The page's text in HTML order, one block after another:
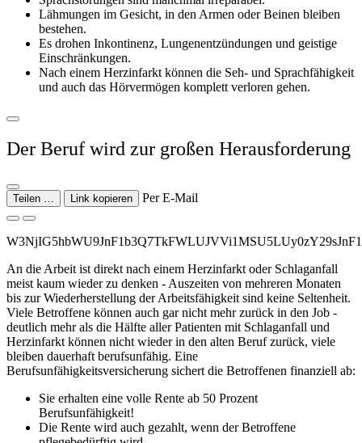
Lähmungen im Gesicht, in den Armen oder Beinen bleiben
bestehen.
Es drohen Inkontinenz, Lungenentzündungen und geistige
Einschränkungen.
Nach einem Herzinfarkt können die Seh- und Sprachfähigkeit
und auch das Hörvermögen komplett verloren gehen.
Der Beruf wird zur großen Herausforderung
Teilen … Link kopieren Per E-Mail
An die Arbeit ist direkt nach einem Herzinfarkt oder Schlaganfall
meist kaum wieder zu denken - Auszeiten von mehreren Monaten
bis zur Wiederherstellung der Arbeitsfähigkeit sind keine Seltenheit.
Viele Betroffene können auch gar nicht mehr zurück in den Job -
deutlich mehr als die Hälfte aller Patienten mit Schlaganfall und
Herzinfarkt können nicht wieder in den alten Beruf zurück, viele
bleiben dauerhaft berufsunfähig. Eine
Berufsunfähigkeitsversicherung sichert die Betroffenen finanziell ab:
Sie erhalten eine volle Rente ab 50 Prozent
Berufsunfähigkeit!
Die Rente wird auch gezahlt, wenn der Betroffene